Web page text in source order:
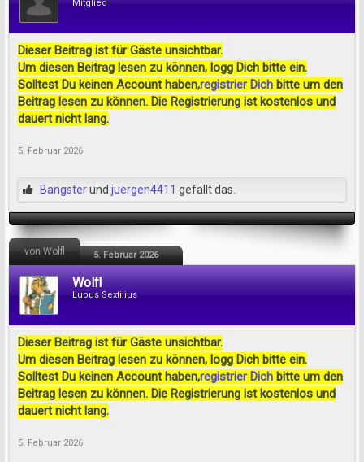
Mitglied
Dieser Beitrag ist für Gäste unsichtbar.
Um diesen Beitrag lesen zu können, logg Dich bitte ein.
Solltest Du keinen Account haben,registrier Dich bitte um den
Beitrag lesen zu können. Die Registrierung ist kostenlos und
dauert nicht lang.
5. Februar 2026
Bangsterund juergen4411 gefällt das.
von Wolfl 5. Februar 2026
Wolfl
Lupus Sextilius
Dieser Beitrag ist für Gäste unsichtbar.
Um diesen Beitrag lesen zu können, logg Dich bitte ein.
Solltest Du keinen Account haben,registrier Dich bitte um den
Beitrag lesen zu können. Die Registrierung ist kostenlos und
dauert nicht lang.
5. Februar 2026